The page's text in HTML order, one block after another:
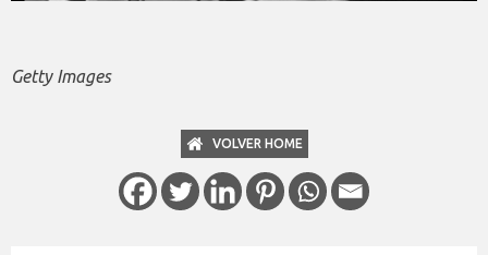
Getty Images
VOLVER HOME